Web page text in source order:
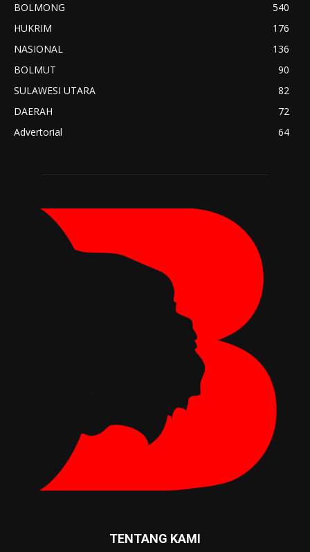
BOLMONG
540
HUKRIM
176
NASIONAL
136
BOLMUT
90
SULAWESI UTARA
82
DAERAH
72
Advertorial
64
TENTANG KAMI